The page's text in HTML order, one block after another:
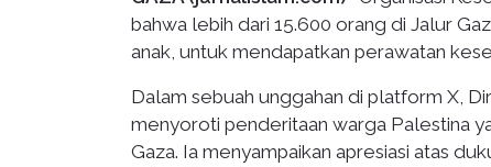
bahwa lebih dari 15.600 orang di Jalur
anak, untuk mendapatkan perawatan
Dalam sebuah unggahan di platform X,
menyoroti penderitaan warga Palestina
Gaza. Ia menyampaikan apresiasi atas